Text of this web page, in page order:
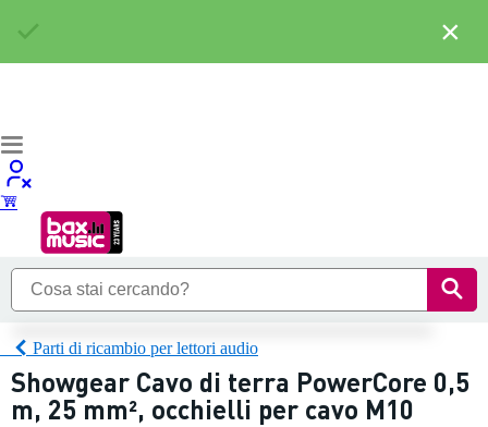
Parti di ricambio per lettori audio
Showgear Cavo di terra PowerCore 0,5
m, 25 mm², occhielli per cavo M10
×